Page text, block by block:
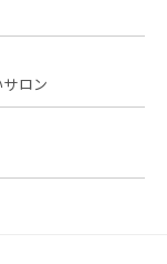
ロン